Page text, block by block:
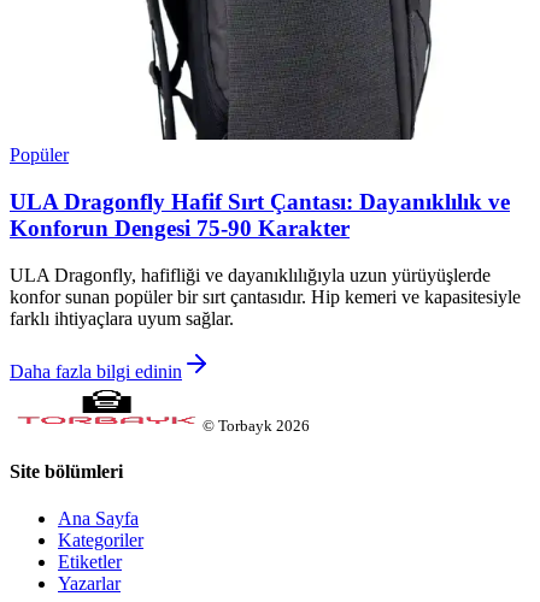
Popüler
ULA Dragonfly Hafif Sırt Çantası: Dayanıklılık ve
Konforun Dengesi 75-90 Karakter
ULA Dragonfly, hafifliği ve dayanıklılığıyla uzun yürüyüşlerde
konfor sunan popüler bir sırt çantasıdır. Hip kemeri ve kapasitesiyle
farklı ihtiyaçlara uyum sağlar.
Daha fazla bilgi edinin
© Torbayk 2026
Site bölümleri
Ana Sayfa
Kategoriler
Etiketler
Yazarlar